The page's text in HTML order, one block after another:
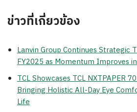
ข่าวที่เกี่ยวข้อง
Lanvin Group Continues Strategic
FY2025 as Momentum Improves
TCL Showcases TCL NXTPAPER
Bringing Holistic All-Day Eye
Life